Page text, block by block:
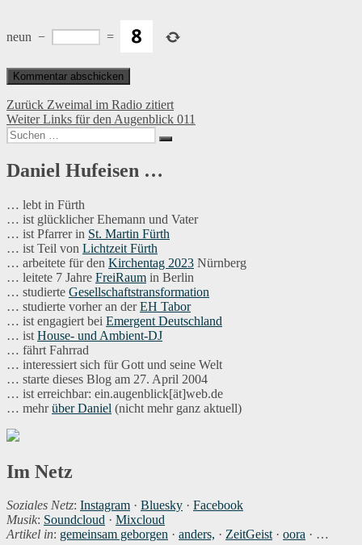
neun − =
Beitragsnavigation
Zurück Vorheriger
Beitrag:
Zweimal im Radio zitiert
Weiter Nächster
Beitrag:
Links für den Augenblick 011
Suchen
nach:
Suchen
Daniel Hufeisen …
… lebt in Fürth
… ist glücklicher Ehemann und Vater
… ist Pfarrer in St. Martin Fürth
… ist Teil von Lichtzeit Fürth
… arbeitete für den Kirchentag 2023 Nürnberg
… leitete 7 Jahre FreiRaum in Berlin
… studierte Gesellschaftstransformation
… studierte vorher an derEH Tabor
… ist engagiert bei Emergent Deutschland
… ist House- und Ambient-DJ
… fährt Fahrrad
… interessiert sich für Gott und seine Welt
… starte dieses Blog am 27. April 2004
… ist erreichbar: ein.augenblick[ät]web.de
… mehrüber Daniel (nicht mehr ganz aktuell)
Im Netz
Soziales Netz: Instagram · Bluesky · Facebook
Musik: Soundcloud · Mixcloud
Artikel in: gemeinsam geborgen · anders, · ZeitGeist· oora · …